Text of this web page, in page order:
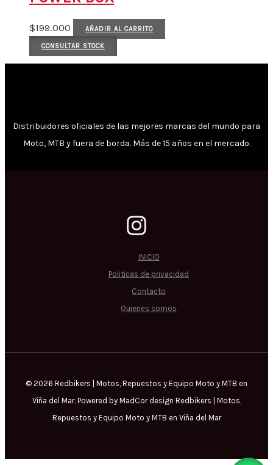
$199.000 AÑADIR AL CARRITO
CONSULTAR STOCK
Distribuidores oficiales de las mejores marcas del mundo para
Moto, MTB y fuera de borda. Más de 15 años en el mercado.
INICIO
Politicas de privacidad
Contacto
Quienes somos
© 2026 Redbikers | Motos, Repuestos y Equipo Moto y MTB en
Viña del Mar. Powered by MadCor design Redbikers | Motos,
Repuestos y Equipo Moto y MTB en Viña del Mar